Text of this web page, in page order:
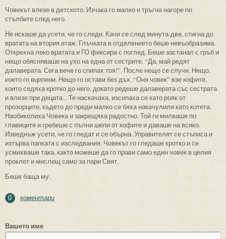
Човекът влезе в детското. Изчака го малко и тръгна нагоре по
стълбите след него.
Не искаше да усети, че го следи. Качи се след минута-две, стигна до
вратата на втория етаж. Глъчката в отделението беше невъобразима.
Открехна леко вратата и ГО фиксира с поглед. Беше застанал с гръб и
нещо обясняваше на ухо на една от сестрите. “Да, май редят
далаверата. Сега вече го спипах тоя!”. После нещо се случи. Нещо,
което го вцепени. Нещо го остави без дъх. “Оня човек” взе кофите,
които седяха кротко до него, докато редеше далаверата със сестрата
и влезе при децата... Те наскачаха, изсипаха се като рояк от
прозорците, където до преди малко се бяха накачулили като котета.
Наобиколиха Човека и закрещяха радостно. Той ги милваше по
главиците и гребеше с пълни шепи от кофите и даваше на всяко.
Изведнъж усети, че го гледат и се обърна. Управителят се стъписа и
изтърва папката с изследвания. Човекът го гледаше кротко и се
усмихваше така, както можеше да го прави само един човек в целия
проклет и мислещ само за пари Свят.
Беше баща му.
0 коментари
Вашето име